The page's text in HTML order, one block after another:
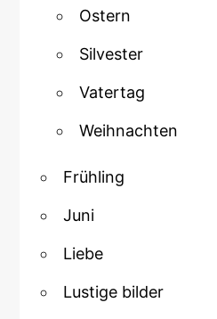
Ostern
Silvester
Vatertag
Weihnachten
Frühling
Juni
Liebe
Lustige bilder